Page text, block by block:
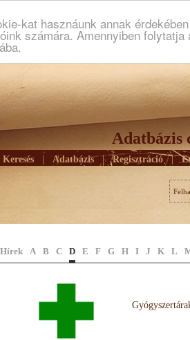
kat hasznáunk annak
számára. Amennyiben
Adatbázis
Keresés Adatbázis | Regisztráció |
Hírek A B C D E F G H I J K L